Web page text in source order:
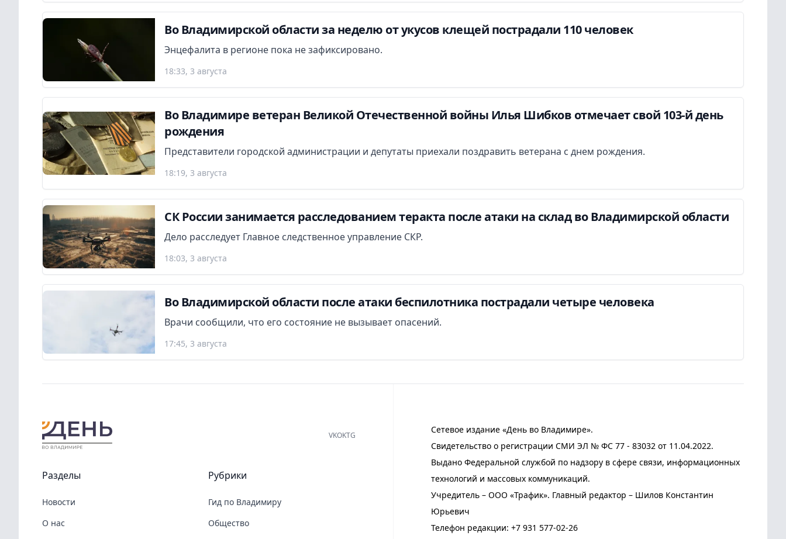
Во Владимирской области за неделю от укусов клещей пострадали 110 человек
Энцефалита в регионе пока не зафиксировано.
18:33, 3 августа
Во Владимире ветеран Великой Отечественной войны Илья Шибков отмечает свой 103-й день
рождения
Представители городской администрации и депутаты приехали поздравить ветерана с днем рождения.
18:19, 3 августа
СК России занимается расследованием теракта после атаки на склад во Владимирской области
Дело расследует Главное следственное управление СКР.
18:03, 3 августа
Во Владимирской области после атаки беспилотника пострадали четыре человека
Врачи сообщили, что его состояние не вызывает опасений.
17:45, 3 августа
Сетевое издание «День во Владимире».
Свидетельство о регистрации СМИ ЭЛ № ФС 77 - 83032 от 11.04.2022.
Выдано Федеральной службой по надзору в сфере связи, информационных
технологий и массовых коммуникаций.
Учредитель – ООО «Трафик». Главный редактор – Шилов Константин
Юрьевич
Телефон редакции: +7 931 577-02-26
VKOKTG
Разделы
Новости
О нас
Рубрики
Гид по Владимиру
Общество